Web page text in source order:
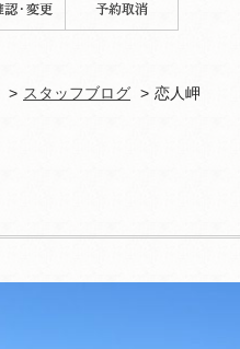
スタッフブログ 恋人岬